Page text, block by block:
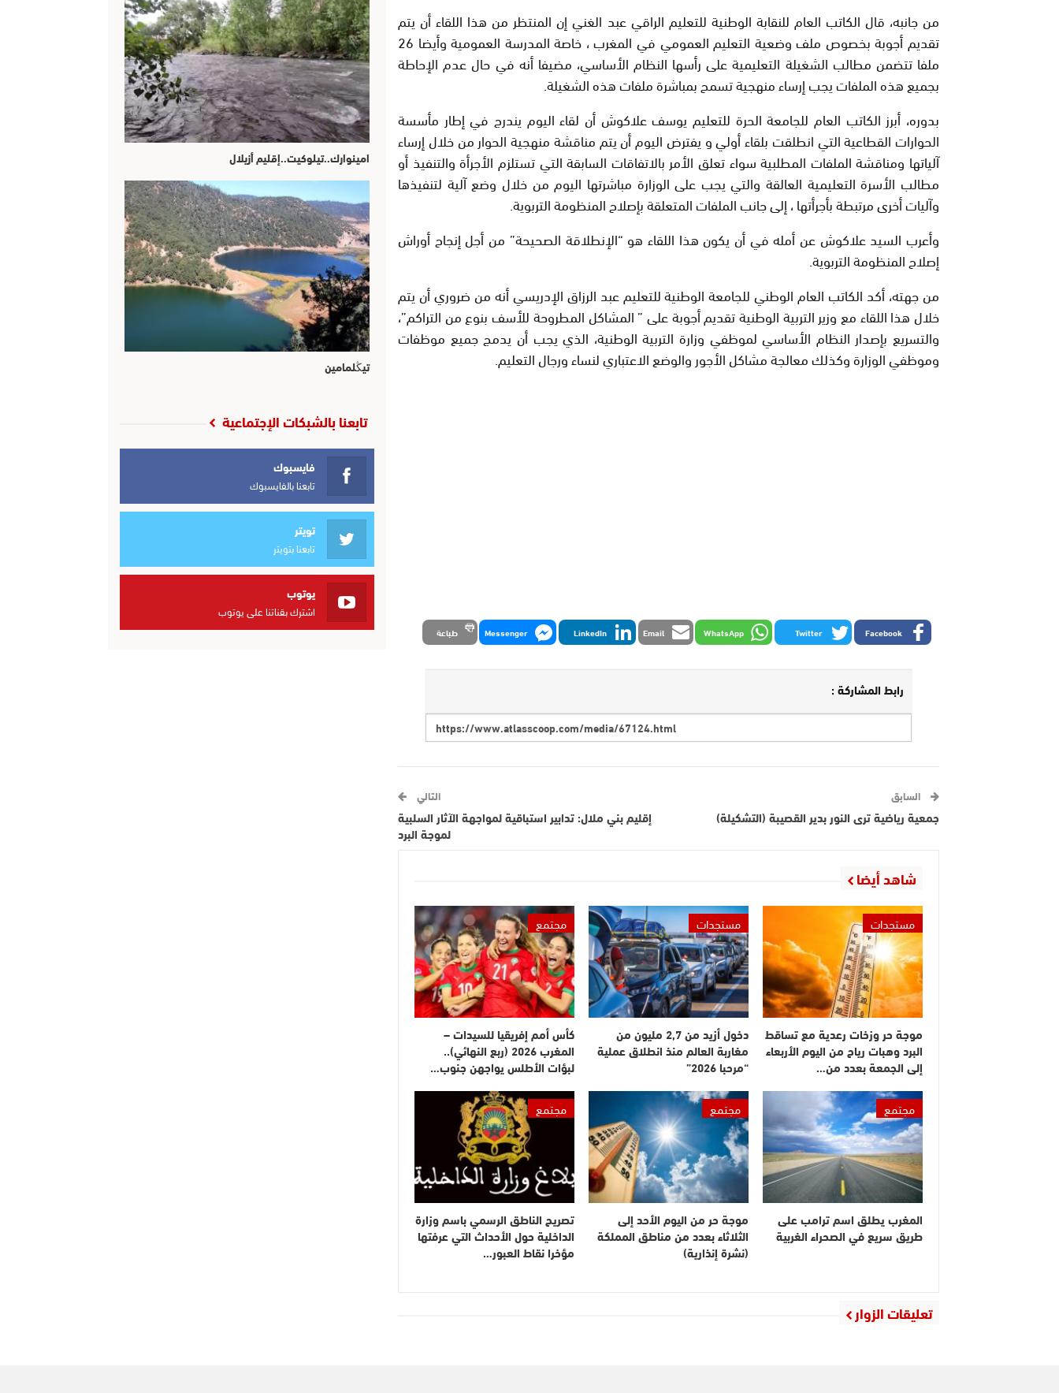
من جانبه، قال الكاتب العام للنقابة الوطنية للتعليم الراقي عبد الغني إن المنتظر من هذا اللقاء أن يتم
تقديم أجوبة بخصوص ملف وضعية التعليم العمومي في المغرب ، خاصة المدرسة العمومية وأيضا 26
ملفا تتضمن مطالب الشغيلة التعليمية على رأسها النظام الأساسي، مضيفا أنه في حال عدم الإحاطة
بجميع هذه الملفات يجب إرساء منهجية تسمح بمباشرة ملفات هذه الشغيلة.
بدوره، أبرز الكاتب العام للجامعة الحرة للتعليم يوسف علاكوش أن لقاء اليوم يندرج في إطار مأسسة
الحوارات القطاعية التي انطلقت بلقاء أولي و يفترض اليوم أن يتم مناقشة منهجية الحوار من خلال إرساء
آلياتها ومناقشة الملفات المطلبية سواء تعلق الأمر بالاتفاقات السابقة التي تستلزم الأجرأة والتنفيذ أو
مطالب الأسرة التعليمية العالقة والتي يجب على الوزارة مباشرتها اليوم من خلال وضع آلية لتنفيذها
وآليات أخرى مرتبطة بأجرأتها ، إلى جانب الملفات المتعلقة بإصلاح المنظومة التربوية.
وأعرب السيد علاكوش عن أمله في أن يكون هذا اللقاء هو “الإنطلاقة الصحيحة” من أجل إنجاح أوراش
إصلاح المنظومة التربوية.
من جهته، أكد الكاتب العام الوطني للجامعة الوطنية للتعليم عبد الرزاق الإدريسي أنه من ضروري أن يتم
خلال هذا اللقاء مع وزير التربية الوطنية تقديم أجوبة على ” المشاكل المطروحة للأسف بنوع من التراكم”،
والتسريع بإصدار النظام الأساسي لموظفي وزارة التربية الوطنية، الذي يجب أن يدمج جميع موظفات
وموظفي الوزارة وكذلك معالجة مشاكل الأجور والوضع الاعتباري لنساء ورجال التعليم.
Facebook
Twitter
WhatsApp
Email
LinkedIn
Messenger طباعة
رابط المشاركة :
السابق
جمعية رياضية ترى النور بدير القصيبة (التشكيلة)
التالي
إقليم بني ملال: تدابير استباقية لمواجهة الآثار السلبية
لموجة البرد
شاهد أيضا
مستجدات
موجة حر وزخات رعدية مع تساقط
البرد وهبات رياح من اليوم الأربعاء
إلى الجمعة بعدد من…
مستجدات
دخول أزيد من 2,7 مليون من
مغاربة العالم منذ انطلاق عملية
“مرحبا 2026”
مجتمع
كأس أمم إفريقيا للسيدات –
المغرب 2026 (ربع النهائي)..
لبؤات الأطلس يواجهن جنوب…
مجتمع
المغرب يطلق اسم ترامب على
طريق سريع في الصحراء الغربية
مجتمع
موجة حر من اليوم الأحد إلى
الثلاثاء بعدد من مناطق المملكة
(نشرة إنذارية)
مجتمع
تصريح الناطق الرسمي باسم وزارة
الداخلية حول الأحداث التي عرفتها
مؤخرا نقاط العبور…
تعليقات الزوار
امينوارك..تيلوكيت..إقليم أزيلال
تيڭلمامين
تابعنا بالشبكات الإجتماعية
فايسبوك
تابعنا بالفايسبوك
تويتر
تابعنا بتويتر
يوتوب
اشترك بقناتنا على يوتوب